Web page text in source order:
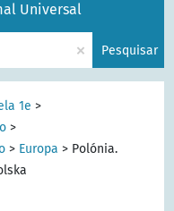
Universal
× Pesquisar
1e >
>
> Europa > Polónia.